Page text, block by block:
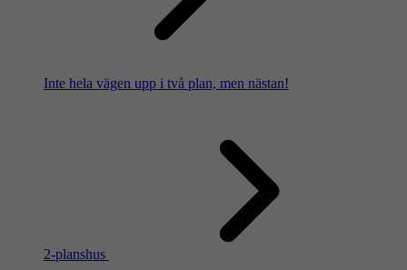
Inte hela vägen upp i två plan, men nästan!
2-planshus